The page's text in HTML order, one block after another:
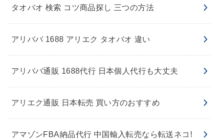
タオバオ 検索 コツ商品探し 三つの方法
アリババ 1688 アリエク タオバオ 違い
アリババ通販 1688代行 日本個人代行も大丈夫
アリエク通販 日本転売 買い方のおすすめ
アマゾンFBA納品代行 中国輸入転売なら転送ネコ!